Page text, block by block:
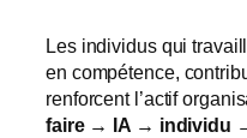
Les individus qui
en compétence,
renforcent l’actif
faire → IA → individu